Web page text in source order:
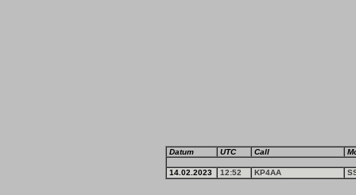
Datum UTC Call
14.02.2023 12:52 KP4AA